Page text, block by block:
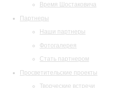
Время Шостаковича
Партнеры
Наши партнеры
Фотогалерея
Стать партнером
Просветительские проекты
Творческие встречи